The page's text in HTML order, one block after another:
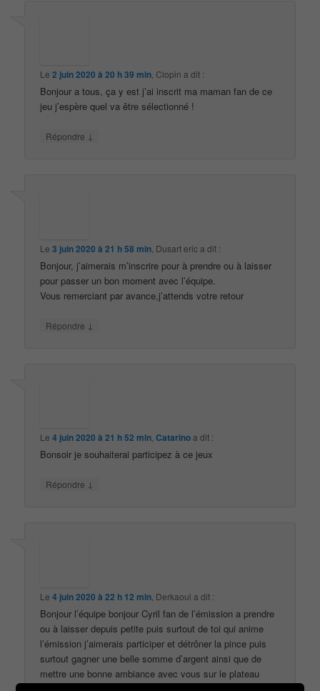
Le2 juin 2020 à 20 h 39 min Clopin a dit :
Bonjour a tous, ça y est j’ai inscrit ma maman fan de ce
jeu j’espère quel va être sélectionné !
Répondre ↓
Le3 juin 2020 à 21 h 58 min Dusart erica dit :
Bonjour, j’aimerais m’inscrire pour à prendre ou à laisser
pour passer un bon moment avec l’équipe.
Vous remerciant par avance,j’attends votre retour
Répondre ↓
Le4 juin 2020 à 21 h 52 min ,Catarinoa dit :
Bonsoir je souhaiterai participez à ce jeux
Répondre ↓
Le4 juin 2020 à 22 h 12 min Derkaoui a dit :
Bonjour l’équipe bonjour Cyril fan de l’émission a prendre
ou à laisser depuis petite puis surtout de toi qui anime
l’émission j’aimerais participer et détrôner la pince puis
surtout gagner une belle somme d’argent ainsi que de
mettre une bonne ambiance avec vous sur le plateau